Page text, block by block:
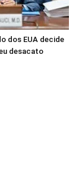
dos EUA decide
desacato